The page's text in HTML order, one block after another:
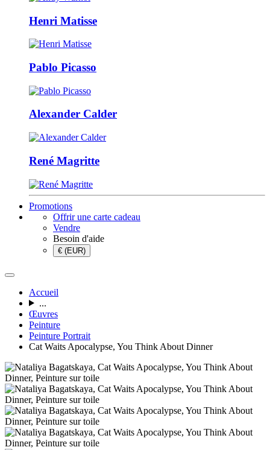
Henri Matisse
Pablo Picasso
Alexander Calder
René Magritte
Promotions
Offrir une carte cadeau
Vendre
Besoin d'aide
€ (EUR)
Accueil
...
Œuvres
Peinture
Peinture Portrait
Cat Waits Apocalypse, You Think About Dinner